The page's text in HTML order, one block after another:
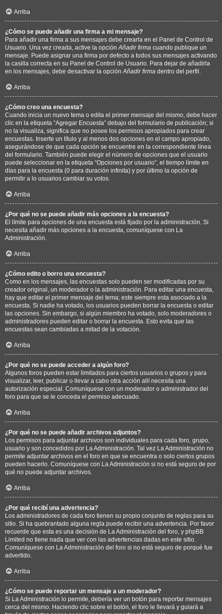
Arriba
¿Cómo se puede añadir una firma a mi mensaje?
Para añadir una firma a sus mensajes debe crearla en el Panel de Control de
Usuario. Una vez creada, active la opción Añadir firma cuando publique un
mensaje. Puede asignar una firma por defecto a todos sus mensajes activando
la casilla correcta en su Panel de Control de Usuario. Para dejar de añadirla
en los mensajes, debe desactivar la opción Añadir firma dentro del perfil.
Arriba
¿Cómo creo una encuesta?
Cuando inicia un nuevo tema o edita el primer mensaje del mismo, debe hacer
clic en la etiqueta “Agregar Encuesta” debajo del formulario de publicación; si
no la visualiza, significa que no posee los permisos apropiados para crear
encuestas. Inserte un título y al menos dos opciones en el campo apropiado,
asegurándose de que cada opción se encuentre en la correspondiente línea
del formulario. También puede elegir el número de opciones que el usuario
puede seleccionar en la etiqueta “Opciones por usuario”, el tiempo límite en
días para la encuesta (0 para duración infinita) y por último la opción de
permitir a lo usuarios cambiar su votos.
Arriba
¿Por qué no se puede añadir más opciones a la encuesta?
El límite para opciones de una encuesta está fijado por la administración. Si
necesita añadir más opciones a la encuesta, comuníquese con La
Administración.
Arriba
¿Cómo edito o borro una encuesta?
Como en los mensajes, las encuestas solo pueden ser modificadas por su
creador original, un moderador o la administración. Para editar una encuesta,
hay que editar el primer mensaje del tema; este siempre esta asociado a la
encuesta. Si nadie ha votado, los usuarios pueden borrar la encuesta o editar
las opciones. Sin embargo, si algún miembro ha votado, solo moderadores o
administradores pueden editar o borrar la encuesta. Esto evita que las
encuestas sean cambiadas a mitad de la votación.
Arriba
¿Por qué no se puede acceder a algún foro?
Algunos foros pueden estar limitados para ciertos usuarios o grupos y para
visualizar, leer, publicar o llevar a cabo otra acción allí necesita una
autorización especial. Comuníquese con un moderador o administrador del
foro para que se le conceda el permiso adecuado.
Arriba
¿Por qué no se puede añadir archivos adjuntos?
Los permisos para adjuntar archivos son individuales para cada foro, grupo,
usuario y son concedidos por La Administración. Tal vez La Administración no
permite adjuntar archivos en el foro en que se encuentra o solo ciertos grupos
pueden hacerlo. Comuníquese con La Administración si no está seguro de por
qué no puede adjuntar archivos.
Arriba
¿Por qué recibí una advertencia?
Los administradores de cada foro tienen su propio conjunto de reglas para su
sitio. Si ha quebrantado alguna regla puede recibir una advertencia. Por favor
recuerde que esta es una decisión de La Administración del foro, y phpBB
Limited no tiene nada que ver con las advertencias dadas en este sitio.
Comuníquese con La Administración del foro si no está seguro de porqué fue
advertido.
Arriba
¿Cómo se puede reportar un mensaje a un moderador?
Si La Administración lo permite, debería ver un botón para reportar mensajes
cerca del mismo. Haciendo clic sobre el botón, el foro le llevará y guiará a